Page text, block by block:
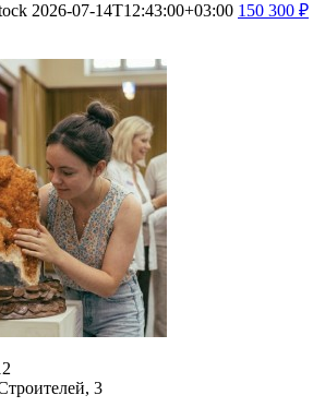
2026-07-14T12:43:00+03:00 150 300 ₽
3